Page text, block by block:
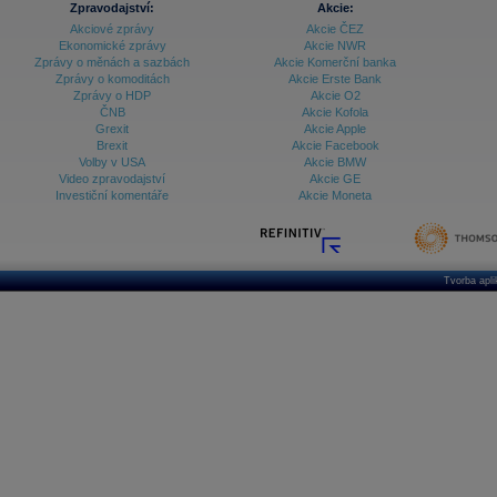
Archiv - Vývoj české koruny
Archiv analýz - Makroukazatele
Ceny průmyslových výrobců - Data a prognózy
Ceny průmyslových výrobců - Graf (ČR)
Ceny průmyslových výrobců - Kalendář (ČR)
Ceny průmyslových výrobců - Zpravodajství
Databanka - Ceny
Zpravodajství:
Akciové zprávy
Ekonomické zprávy
Zprávy o měnách a sazbách
Zprávy o komoditách
Zprávy o HDP
ČNB
Grexit
Brexit
Volby v USA
Video zpravodajství
Investiční komentáře
Akcie:
Akcie ČEZ
Akcie NWR
Akcie Komerční banka
Akcie Erste Bank
Akcie O2
Akcie Kofola
Akcie Apple
Akcie Facebook
Akcie BMW
Akcie GE
Akcie Moneta
Tvorba